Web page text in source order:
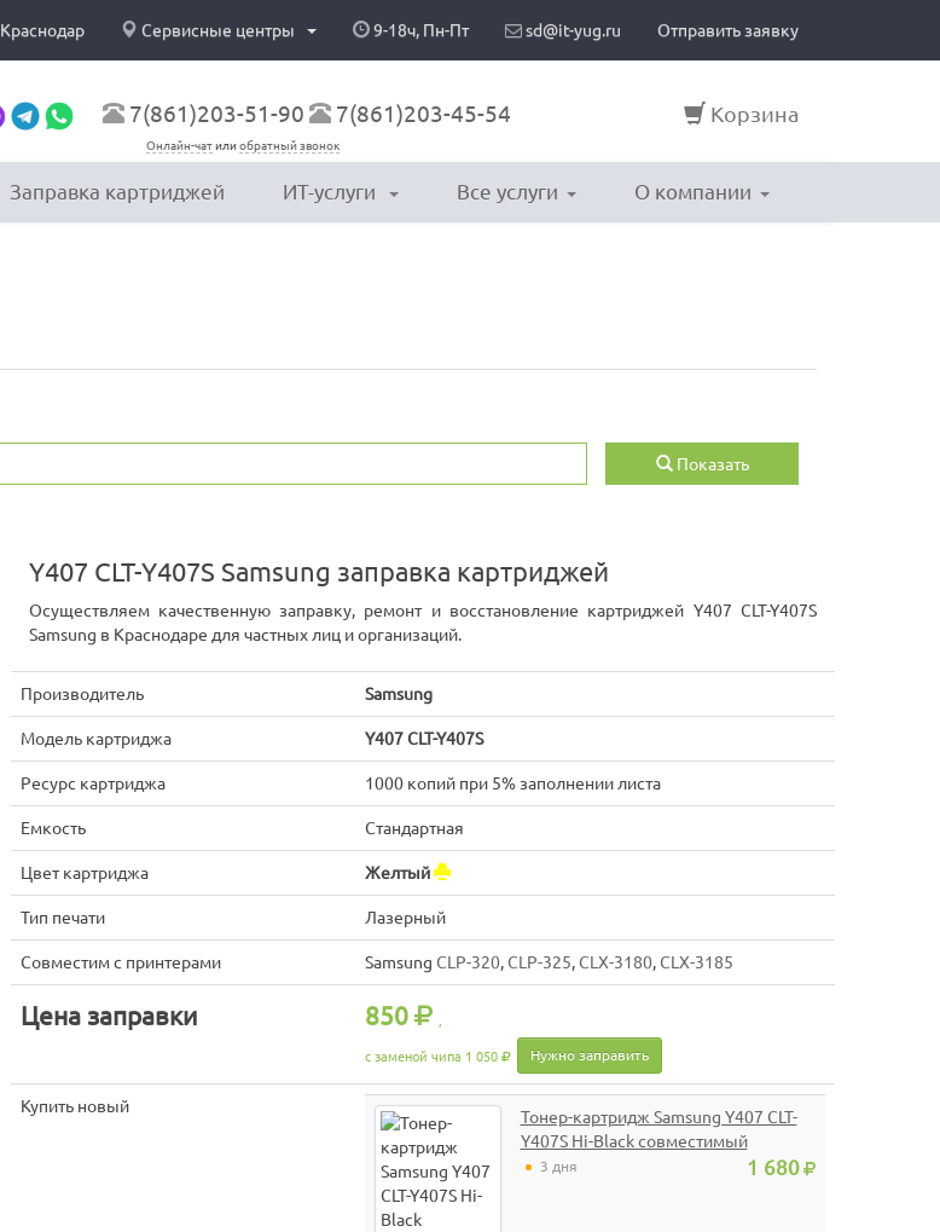
Краснодар Сервисные центры 9-18ч, Пн-Пт sd@it-yug.ru Отправить заявку
7(861)203-51-90 7(861)203-45-54
Онлайн-чатилиобратный звонок
Корзина
Заправка картриджей ИТ-услуги Все услуги О компании
Показать
Y407 CLT-Y407S Samsung заправка картриджей
Осуществляем качественную заправку, ремонт и восстановление картриджей Y407 CLT-Y407S
Samsung в Краснодаре для частных лиц и организаций.
Производитель Samsung
Модель картриджа Y407 CLT-Y407S
Ресурс картриджа 1000 копий при 5% заполнении листа
Емкость Стандартная
Цвет картриджа Желтый
Тип печати Лазерный
Совместим с принтерами Samsung CLP-320,CLP-325,CLX-3180,CLX-3185
Цена заправки 850
с заменой чипа 1 050 Нужно заправить
Купить новый
Тонер-картридж Samsung Y407 CLT-
Y407S Hi-Black совместимый
3 дня 1 680